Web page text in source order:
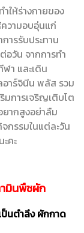
ให้ร่างกายของ
ความอบอุ่นแก่
ารรับประทาน
อวัน จากการทำ
า และเดิน
อาร์จินีน พลัส รวม
มการเจริญเติบโต
ากสูงอย่าลืม
กรรมในแต่ละวัน
คะ
มินพืชผัก
ป็นตำลึง ผักกาด